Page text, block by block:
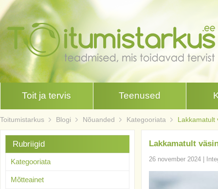
Toit ja tervis Teenused
Toitumistarkus Blogi Nõuanded Kategooriata Lakkamatult
Lakkamatult
26 november 2024
Rubriigid
Kategooriata
Mõtteainet